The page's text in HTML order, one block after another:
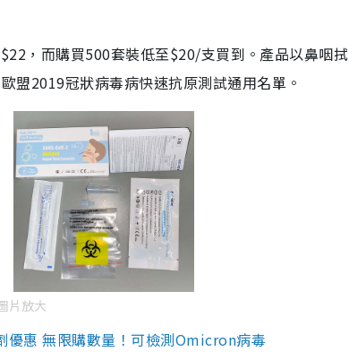
，而購買500套裝低至$20/支買到。產品以鼻咽
盟2019冠狀病毒病快速抗原測試通用名單。
片放大
優惠 無限購數量！可檢測Omicron病毒